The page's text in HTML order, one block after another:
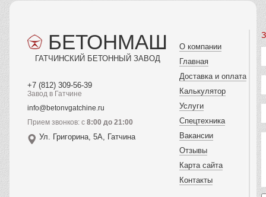
БЕТОНМАШ
ГАТЧИНСКИЙ БЕТОННЫЙ ЗАВОД
+7 (812) 309-56-39
Завод в Гатчине
info@betonvgatchine.ru
Прием звонков: с 8:00 до 21:00
Ул. Григорина, 5А, Гатчина
О компании
Главная
Доставка и оплата
Калькулятор
Услуги
Спецтехника
Вакансии
Отзывы
Карта сайта
Контакты